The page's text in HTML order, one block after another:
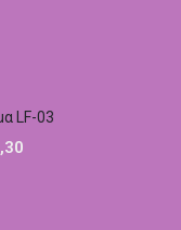
LF-03